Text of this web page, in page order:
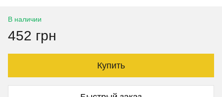
В наличии
452 грн
Купить